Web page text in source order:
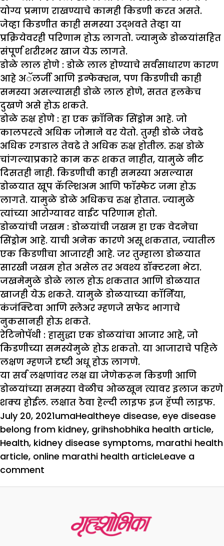
योग्य प्रमाण राखण्याचे कामही किडणी करत असते.
जेव्हा किडणीत काही समस्या उद्भवते तेव्हा या
प्रक्रियेवरही परिणाम होऊ लागतो. ज्यामुळे डोळयांसहित
संपूर्ण शरीरभर खाज येऊ लागते.
डोळे लाल होणे : डोळे लाल होण्याचे सर्वसाधारण कारण
आहे अॅलर्जी आणि इन्फेक्शन, पण किडणीची काही
समस्या असल्यासही डोळे लाल होणे, सतत हलकेच
दुखणे असे होऊ शकते.
डोळे रुक्ष होणे : हा एक क्रॉनिक सिंड्रोम आहे. जो
कालपरत्वे अधिक जोमाने वर येतो. तुम्ही डोळे जेवढे
अधिक रगडाल तेवढे ते अधिक रुक्ष होतील. रुक्ष डोळे
चांगल्याप्रकारे काम करू शकत नाहीत, यामुळे नीट
दिसतही नाही. किडणीची काही समस्या असल्यास
डोळयात खूप कॅल्शिअम आणि फॉस्फेट जमा होऊ
लागते. यामुळे डोळे अधिकच रुक्ष होतात. ज्यामुळे
त्यांच्या आरोग्यावर वाईट परिणाम होतो.
डोळयांची जखम : डोळयांची जखम हा एक वेदनेचा
सिंड्रोम आहे. याची अनेक कारणे असू शकतात, ज्यातील
एक किडणीचा आजारही आहे. जर तुम्हाला डोळयात
सारखी जखम होत असेल तर अवश्य डॉक्टरना भेटा.
जखमेमुळे डोळे लाल होऊ शकतात आणि डोळयात
खाजही येऊ शकते. यामुळे डोळयाच्या कॉर्निया,
कंजंक्टिवा आणि स्लेअर म्हणजे सफेद भागाचे
नुकसानही होऊ शकते.
रेटिनोपॅथी : हासुद्धा एक डोळयांचा आजार आहे, जो
किडणीच्या समस्येमुळे होऊ शकतो. या आजाराचे पहिले
लक्षण म्हणजे दृष्टी अधू होऊ लागणे.
या सर्व लक्षणांवर लक्ष द्या जेणेकरून किडणी आणि
डोळयांच्या समस्या वेळीच ओळखून त्यावर इलाज करणे
शक्य होईल. लक्षात ठेवा हेल्दी लाइफ इज हॅप्पी लाइफ.
Posted
on
July 20, 2021Author
umaCategories
HealthTags
eye disease, eye disease
belong from kidney, grihshobhika health article,
Health, kidney disease symptoms, marathi health
article, online marathi health articleLeave a
comment